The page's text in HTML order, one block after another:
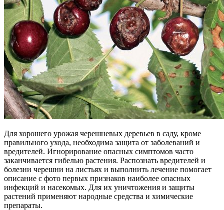
Для хорошего урожая черешневых деревьев в саду, кроме
правильного ухода, необходима защита от заболеваний и
вредителей. Игнорирование опасных симптомов часто
заканчивается гибелью растения. Распознать вредителей и
болезни черешни на листьях и выполнить лечение помогает
описание с фото первых признаков наиболее опасных
инфекций и насекомых. Для их уничтожения и защиты
растений применяют народные средства и химические
препараты.